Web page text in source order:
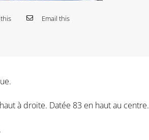
Email this
à droite. Datée 83 en haut au centre.